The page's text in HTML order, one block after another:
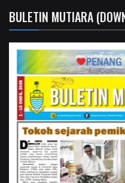
BULETIN MUTIARA